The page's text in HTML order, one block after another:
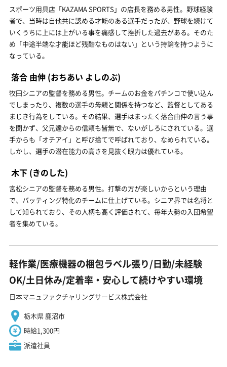
スポーツ用具店「KAZAMA SPORTS」の店長を務める男性。野球経験
者で、当時は自他共に認める才能のある選手だったが、野球を続けて
いくうちに上には上がいる事を痛感して挫折した過去がある。そのた
め「中途半端な才能ほど残酷なものはない」という持論を持つように
なっている。
落合 由伸 (おちあい よしのぶ)
牧田シニアの監督を務める男性。チームのお金をパチンコで使い込ん
でしまったり、複数の選手の母親と関係を持つなど、監督としてある
まじき行為をしている。その結果、選手はまったく落合由伸の言う事
を聞かず、父兄達からの信頼も皆無で、ないがしろにされている。選
手からも「オチアイ」と呼び捨てで呼ばれており、なめられている。
しかし、選手の潜在能力の高さを見抜く眼力は優れている。
木下 (きのした)
宮松シニアの監督を務める男性。打撃の方が楽しいからという理由
で、バッティング特化のチームに仕上げている。シニア界では名将と
して知られており、その人柄も高く評価されて、毎年大勢の入団希望
者を集めている。
軽作業/医療機器の梱包ラベル張り/日勤/未経験
OK/土日休み/定着率・安心して続けやすい環境
日本マニュファクチャリングサービス株式会社
栃木県 鹿沼市
時給1,300円
派遣社員